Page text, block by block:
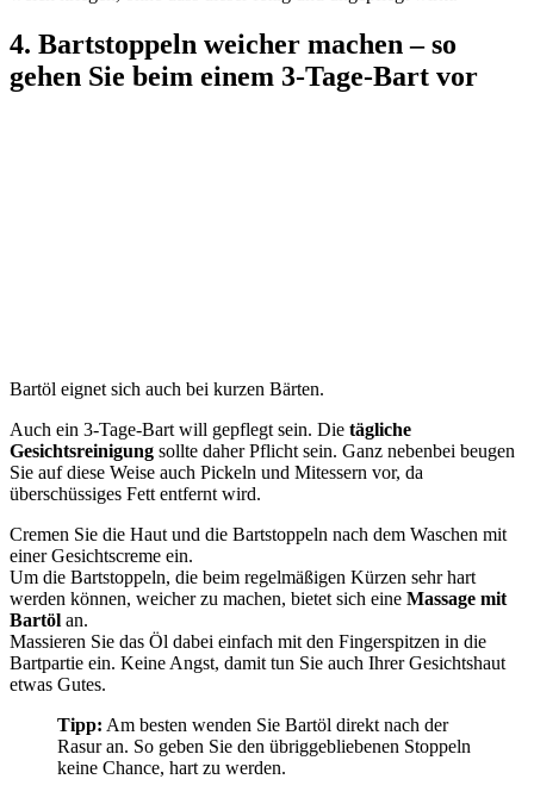
4. Bartstoppeln weicher machen – so
gehen Sie beim einem 3-Tage-Bart vor
Bartöl eignet sich auch bei kurzen Bärten.
Auch ein 3-Tage-Bart will gepflegt sein. Die tägliche
Gesichtsreinigung sollte daher Pflicht sein. Ganz nebenbei beugen
Sie auf diese Weise auch Pickeln und Mitessern vor, da
überschüssiges Fett entfernt wird.
Cremen Sie die Haut und die Bartstoppeln nach dem Waschen mit
einer Gesichtscreme ein.
Um die Bartstoppeln, die beim regelmäßigen Kürzen sehr hart
werden können, weicher zu machen, bietet sich eine Massage mit
Bartöl an.
Massieren Sie das Öl dabei einfach mit den Fingerspitzen in die
Bartpartie ein. Keine Angst, damit tun Sie auch Ihrer Gesichtshaut
etwas Gutes.
Tipp: Am besten wenden Sie Bartöl direkt nach der
Rasur an. So geben Sie den übriggebliebenen Stoppeln
keine Chance, hart zu werden.